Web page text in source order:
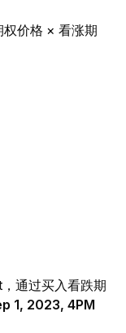
价格 × 看涨期
通过买入看跌期
1, 2023, 4PM